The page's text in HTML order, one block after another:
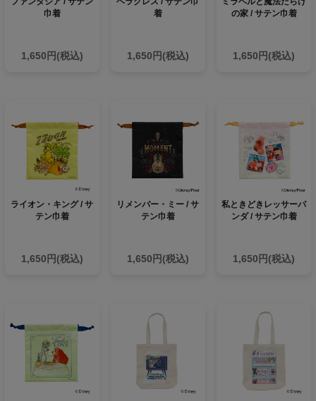
巾着
1,650円(税込)
着
1,650円(税込)
の家 / サテン巾着
1,650円(税込)
ライオン・キング / サ
テン巾着
1,650円(税込)
リメンバー・ミー / サ
テン巾着
1,650円(税込)
私ときどきレッサーパ
ンダ / サテン巾着
1,650円(税込)